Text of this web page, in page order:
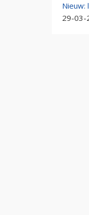
Nieuw:
29-03-